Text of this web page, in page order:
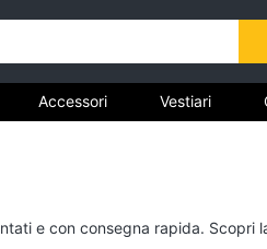
Accessori Vestiari
e con consegna rapida.